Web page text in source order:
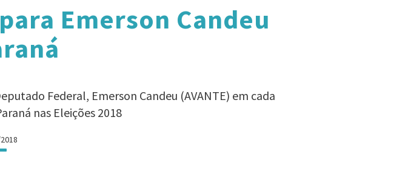
Emerson Candeu
Federal, Emerson Candeu (AVANTE) em cada
nas Eleições 2018